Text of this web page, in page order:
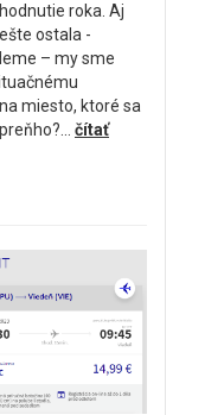
roka. Aj
ostala -
– my sme
miesto, ktoré sa
čítať